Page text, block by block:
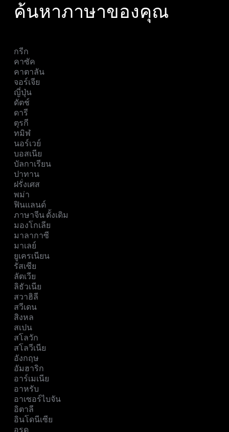
ค้นหาภาษาของคุณ
กรีก
คาซัค
คาตาลัน
จอร์เจีย
ญี่ปุ่น
ดัตช์
ดารี
ตุรกี
ทมิฬ
นอร์เวย์
บอสเนีย
บัลกาเรียน
ปาทาน
ฝรั่งเศส
พม่า
ฟินแลนด์
ภาษาจีน ดั้งเดิม
มองโกเลีย
มาลากาซี
มาเลย์
ยูเครเนียน
รัสเซีย
ลัตเวีย
ลิธัวเนีย
สวาฮิลี
สวีเดน
สิงหล
สเปน
สโลวัก
สโลวีเนีย
อังกฤษ
อัมฮาริก
อาร์เมเนีย
อาหรับ
อาเซอร์ไบจัน
อิตาลี
อินโดนีเซีย
อูรดู